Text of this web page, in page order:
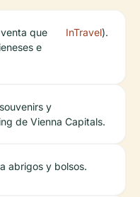
que
e
InTravel).
y
de Vienna Capitals.
abrigos y bolsos.